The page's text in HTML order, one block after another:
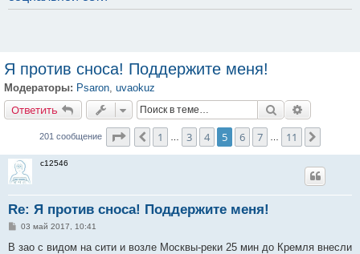
Я против сноса! Поддержите меня!
Модераторы: Psaron, uvaokuz
Ответить
Ответить Поиск
201 сообщение Страница из 11
Пред.
1 3 4 5 6 7 11
c12546
Re: Я против сноса! Поддержите меня!
С
о
03 май 2017, 10:41
В зао с видом на сити и возле Москвы-реки 25 мин до Кремля внесли